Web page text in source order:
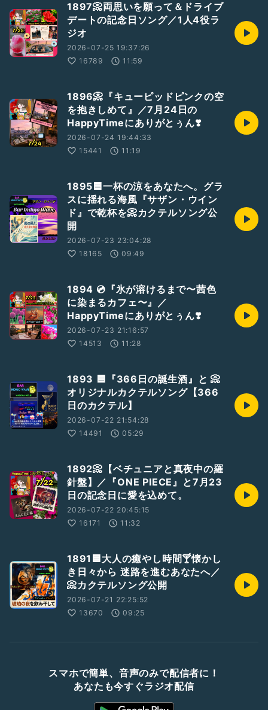
1897📀両思いを願って＆ドライブ
デートの記念日ソング／1人4役ラ
ジオ
2026-07-25 19:37:26
16789
11:59
1896📀『キューピッドピンクの空
を抱きしめて』／7月24日の
HappyTimeにありがとぅん❣️
2026-07-24 19:44:33
15441
11:19
1895🟦一杯の涼をあなたへ。グラ
スに揺れる海風『サザン・ウイン
ド』で乾杯を📀カクテルソング公
開
2026-07-23 23:04:28
18165
09:49
1894 💿『氷が溶けるまで〜茜色
に染まるカフェ〜』／
HappyTimeにありがとぅん❣️
2026-07-23 21:16:57
14513
11:28
1893 🟦『366日の誕生酒』と 📀
オリジナルカクテルソング【366
日のカクテル】
2026-07-22 21:54:28
14491
05:29
1892📀【ベチュニアと真夜中の羅
針盤】／『ONE PIECE』と7月23
日の記念日に愛を込めて。
2026-07-22 20:45:15
16171
11:32
1891🟦大人の癒やし時間🍸懐かし
き日々から 迷路を進むあなたへ／
📀カクテルソング公開
2026-07-21 22:25:52
13670
09:25
スマホで簡単、音声のみで配信者に！
あなたも今すぐラジオ配信